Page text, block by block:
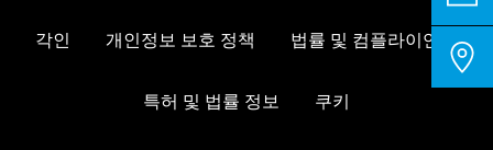
각인 개인정보 보호 정책 법률 및 컴플라이언스
특허 및 법률 정보 쿠키